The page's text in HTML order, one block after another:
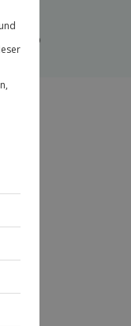
Erlebnisse einlösbar.